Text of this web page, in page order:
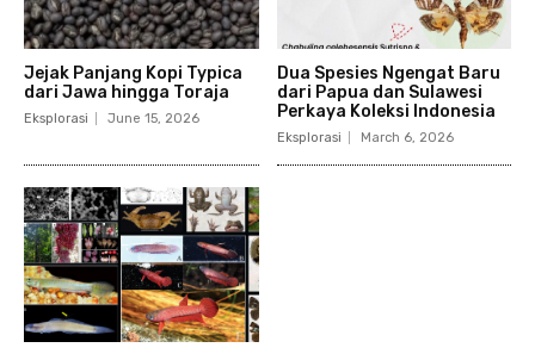
Jejak Panjang Kopi Typica
dari Jawa hingga Toraja
Eksplorasi June 15, 2026
Dua Spesies Ngengat Baru
dari Papua dan Sulawesi
Perkaya Koleksi Indonesia
Eksplorasi March 6, 2026